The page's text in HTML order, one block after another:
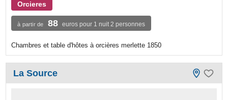
Orcieres
à partir de 88 euros pour 1 nuit 2 personnes
Chambres et table d'hôtes à orcières merlette 1850
La Source